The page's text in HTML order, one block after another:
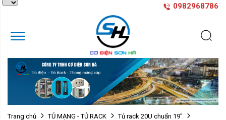
0982968786
Trang chủ TỦ MẠNG - TỦ RACK
Tủ rack 20U chuẩn 19''